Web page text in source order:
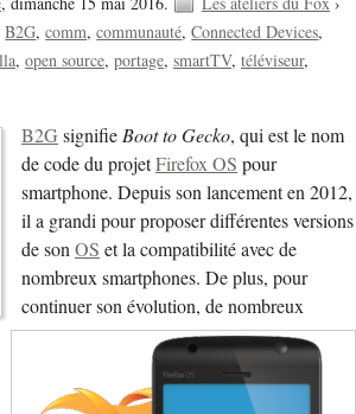
B2G comm communauté Connected Devices
open source portage smartTV téléviseur
B2G signifieBoot to Gecko, qui est le nom
de code du projetFirefox OS pour
smartphone. Depuis son lancement en 2012,
il a grandi pour proposer différentes versions
de sonOS et la compatibilité avec de
nombreux smartphones. De plus, pour
continuer son évolution, de nombreux